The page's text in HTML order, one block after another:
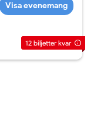
Visa evenemang
12 biljetter kvar